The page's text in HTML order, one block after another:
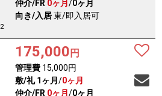
2
仲介/FR 0ヶ月 /0ヶ月
向き/入居東/即入居可
175,000 円
管理費15,000円
敷/礼 1ヶ月 /0ヶ月
仲介/FR 0ヶ月 /0ヶ月